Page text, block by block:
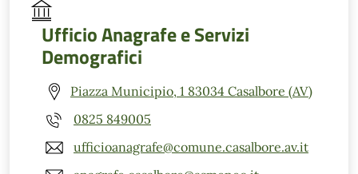
Ufficio Anagrafe e Servizi
Demografici
Piazza Municipio, 1 83034 Casalbore (AV)
0825 849005
ufficioanagrafe@comune.casalbore.av.it